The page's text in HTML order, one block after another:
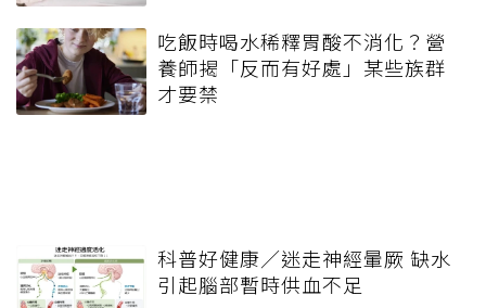
吃飯時喝水稀釋胃酸不消化？營
養師揭「反而有好處」某些族群
才要禁
科普好健康／迷走神經暈厥 缺水
引起腦部暫時供血不足